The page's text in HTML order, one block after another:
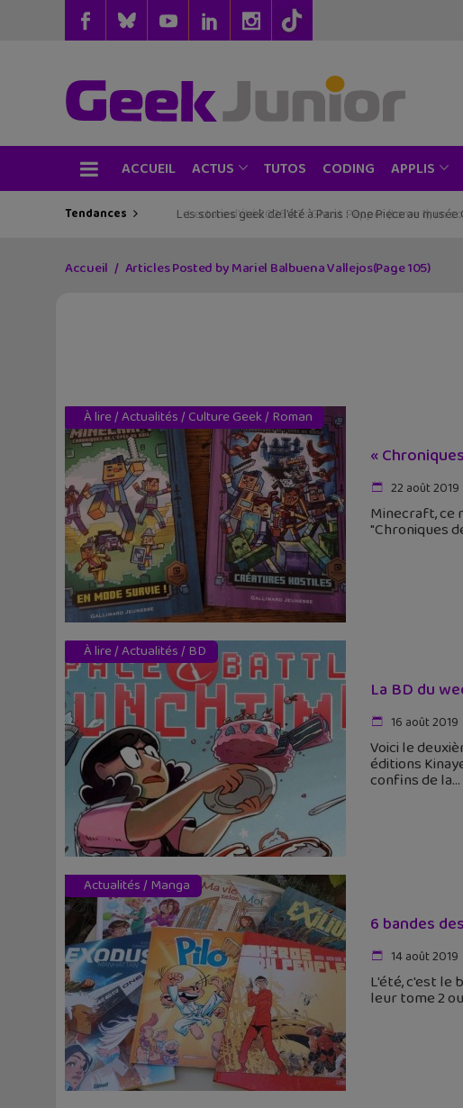
ACCUEIL ACTUS TUTOS CODING APPLIS
Tendances Les sorties geek de l’été à Paris : One Piece au
Accueil Articles Posted by Mariel Balbuena Vallejos(Page 105)
À lire/Actualités/ Culture Geek/ Roman
«
22 août 2019
Minecraft, ce
"Chroniques
À lire/Actualités/ BD
La BD du
16 août 2019
Voici le
éditions
confins de la
Actualités/ Manga
6 bandes
14 août 2019
L'été, c'est le
leur tome 2